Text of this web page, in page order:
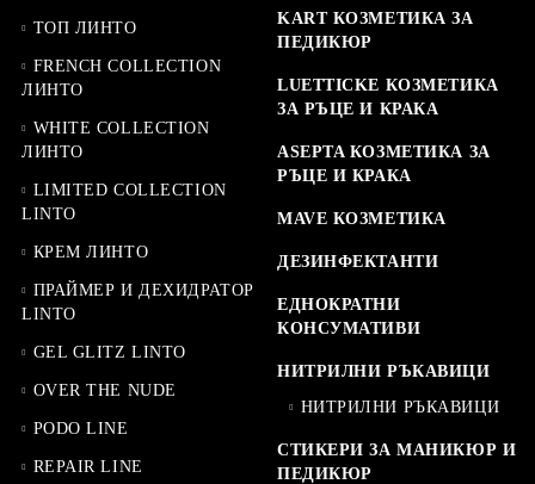
ТОП ЛИНТО
FRENCH COLLECTION
ЛИНТО
WHITE COLLECTION
ЛИНТО
LIMITED COLLECTION
LINTO
КРЕМ ЛИНТО
ПРАЙМЕР И ДЕХИДРАТОР
LINTO
GEL GLITZ LINTO
OVER THE NUDE
PODO LINE
REPAIR LINE
KART КОЗМЕТИКА ЗА
ПЕДИКЮР
LUETTICKE КОЗМЕТИКА
ЗА РЪЦЕ И КРАКА
ASEPTA КОЗМЕТИКА ЗА
РЪЦЕ И КРАКА
MAVE КОЗМЕТИКА
ДЕЗИНФЕКТАНТИ
ЕДНОКРАТНИ
КОНСУМАТИВИ
НИТРИЛНИ РЪКАВИЦИ
НИТРИЛНИ РЪКАВИЦИ
СТИКЕРИ ЗА МАНИКЮР И
ПЕДИКЮР